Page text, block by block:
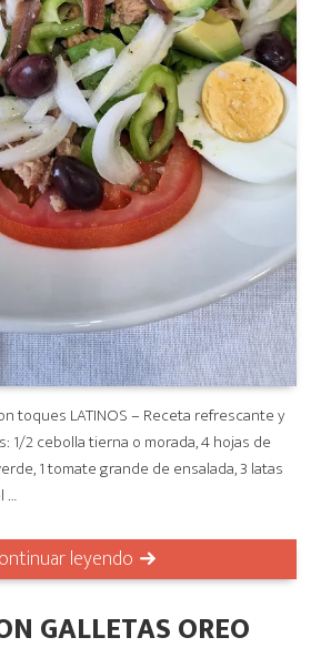
toques LATINOS – Receta refrescante y
1/2 cebolla tierna o morada, 4 hojas de
1 tomate grande de ensalada, 3 latas
…
leyendo
GALLETAS OREO